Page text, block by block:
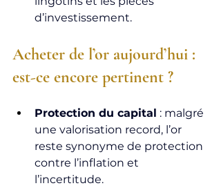
d’investissement.
Acheter de l’or aujourd’hui :
est-ce encore pertinent ?
Protection du capital : malgré
une valorisation record, l’or
reste synonyme de protection
contre l’inflation et
l’incertitude.